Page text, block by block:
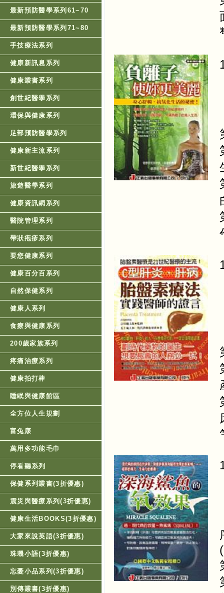
最新預防醫學系列61~70
最新預防醫學系列71~80
手技療法系列
健康新訊息系列
健康叢書系列
創世紀醫學系列
環保與健康系列
足部預防醫學系列
健康新主流系列
新世紀醫學系列
旅遊醫學系列
健康資訊網系列
醫院管理系列
帶狀疱疹系列
要您健康系列
健康百分百系列
自然保健系列
健康人系列
食療與健康系列
200歲家族系列
疼痛治療系列
健康拍打棒
睡眠與健康館區
全方位人生規劃
富兔康
萬用多功能毛巾
停看聽系列
保健系列叢書(3折優惠)
震災與醫療系列(3折優惠)
健康生活BOOKS(3折優惠)
大家來說英語(3折優惠)
珠璣小語(3折優惠)
忘憂小品系列(3折優惠)
別傳叢書(3折優惠)